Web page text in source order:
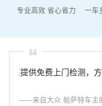
专业高效 省心省力 一车
便快
评价
卖车速度非常快，安